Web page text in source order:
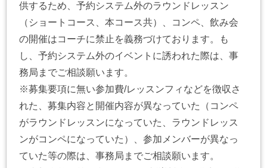
供するため、予約システム外のラウンドレッスン
（ショートコース、本コース共）、コンペ、飲み会
の開催はコーチに禁止を義務づけております。も
し、予約システム外のイベントに誘われた際は、事
務局までご相談願います。
※募集要項に無い参加費/レッスンフィなどを徴収さ
れた、募集内容と開催内容が異なっていた（コンペ
がラウンドレッスンになっていた、ラウンドレッス
ンがコンペになっていた）、参加メンバーが異なっ
ていた等の際は、事務局までご相談願います。